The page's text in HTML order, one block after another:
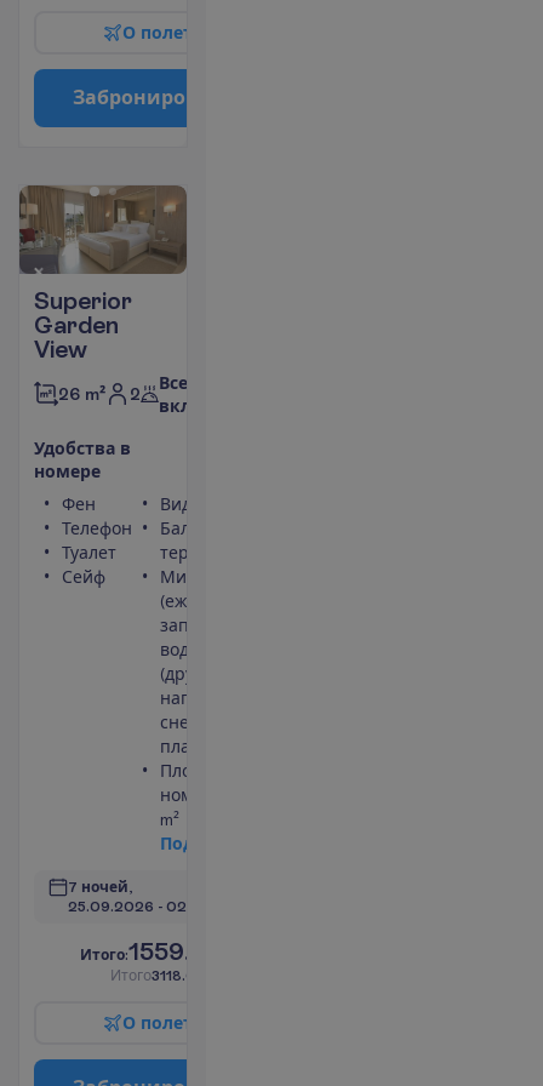
О полет
Заброниро
Superior
Garden
View
26 m² 2
Все
включено
Удобства в
номере
Фен
Телефон
Туалет
Сейф
Вид на сад
Балкон или
терраса
Мини-бар
(ежедневно
заполняется
водой)
(другие
напитки и
снеки
платно)
Площадь
номера 26
m²
Под
7 ночей,
25.09.2026 - 02.10.2026
Итого:1559.00
Итого3118.00
О полет